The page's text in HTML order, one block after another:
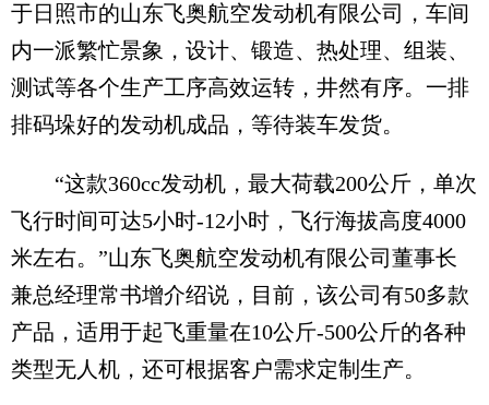
于日照市的山东飞奥航空发动机有限公司，车间
内一派繁忙景象，设计、锻造、热处理、组装、
测试等各个生产工序高效运转，井然有序。一排
排码垛好的发动机成品，等待装车发货。
“这款360cc发动机，最大荷载200公斤，单次
飞行时间可达5小时-12小时，飞行海拔高度4000
米左右。”山东飞奥航空发动机有限公司董事长
兼总经理常书增介绍说，目前，该公司有50多款
产品，适用于起飞重量在10公斤-500公斤的各种
类型无人机，还可根据客户需求定制生产。